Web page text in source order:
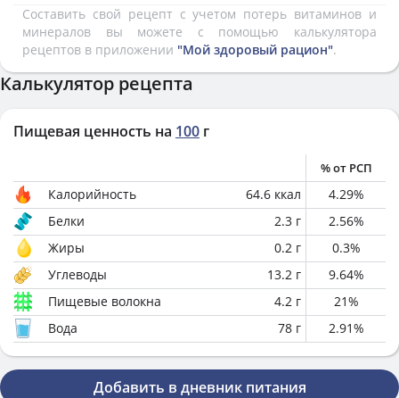
Составить свой рецепт с учетом потерь витаминов и
минералов вы можете с помощью калькулятора
рецептов в приложении "Мой здоровый рацион".
Калькулятор рецепта
Пищевая ценность на 100 г
% от РСП
Калорийность 64.6 ккал 4.29%
Белки
2.3 г 2.56%
Жиры
0.2 г 0.3%
Углеводы
13.2 г 9.64%
Пищевые волокна
4.2 г 21%
Вода
78 г 2.91%
Добавить в дневник питания